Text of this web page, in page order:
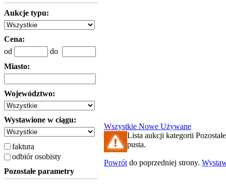
Aukcje typu:
Cena:
od
do
Miasto:
Województwo:
Wystawione w ciągu:
faktura
odbiór osobisty
Pozostałe parametry
Wszystkie Nowe Używane
Lista aukcji kategorii
pusta.
Powrót do poprzedniej strony.